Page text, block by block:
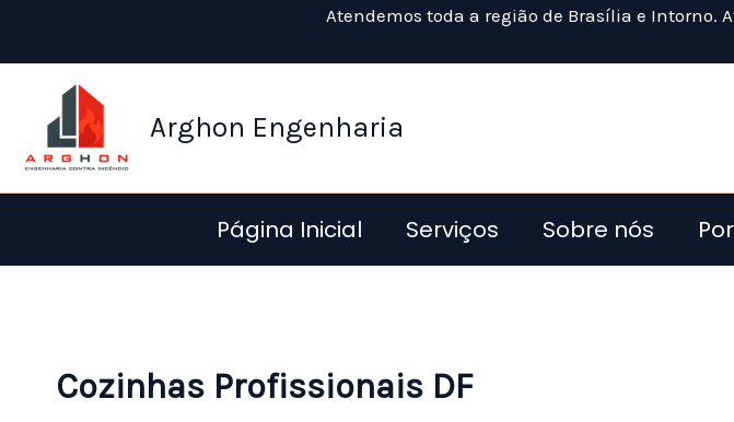
Atendemos toda a região de Brasília e
Arghon Engenharia
Página Inicial Serviços Sobre nós
Cozinhas Profissionais DF